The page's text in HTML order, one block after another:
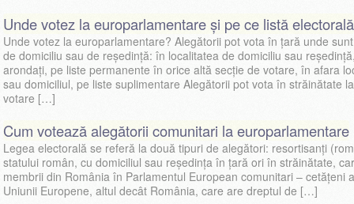
Unde votez la europarlamentare și pe ce listă electorală
Unde votez la europarlamentare? Alegătorii pot vota în țară unde
de domiciliu sau de reședință: în localitatea de domiciliu sau
arondați, pe liste permanente în orice altă secție de votare, în afara
sau domiciliul, pe liste suplimentare Alegătorii pot vota în străinătate
votare […]
Cum votează alegătorii comunitari la europarlamentare
Legea electorală se referă la două tipuri de alegători: resortisanți
statului român, cu domiciliul sau reşedinţa în ţară ori în străinătate,
membrii din România în Parlamentul European comunitari – cetățeni
Uniunii Europene, altul decât România, care are dreptul de […]